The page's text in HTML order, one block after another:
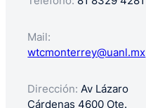
Mail:
wtcmonterrey@uanl.mx
Dirección: Av Lázaro
Cárdenas 4600 Ote.